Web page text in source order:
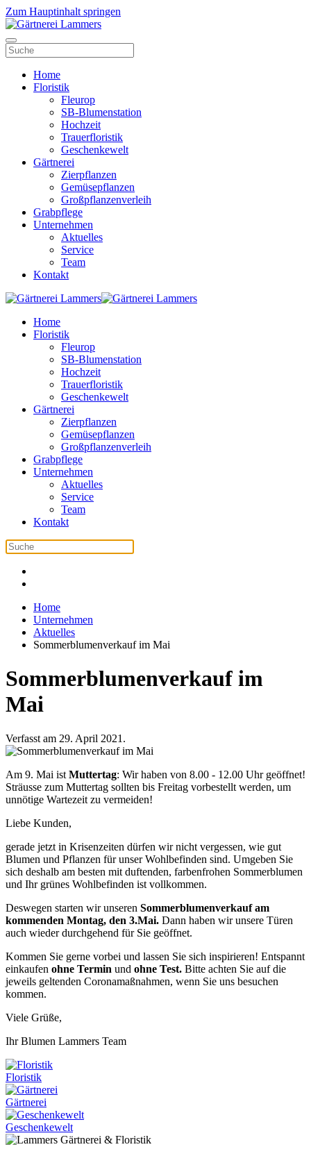
Zum Hauptinhalt springen
Home
Floristik
Fleurop
SB-Blumenstation
Hochzeit
Trauerfloristik
Geschenkewelt
Gärtnerei
Zierpflanzen
Gemüsepflanzen
Großpflanzenverleih
Grabpflege
Unternehmen
Aktuelles
Service
Team
Kontakt
Home
Floristik
Fleurop
SB-Blumenstation
Hochzeit
Trauerfloristik
Geschenkewelt
Gärtnerei
Zierpflanzen
Gemüsepflanzen
Großpflanzenverleih
Grabpflege
Unternehmen
Aktuelles
Service
Team
Kontakt
Home
Unternehmen
Aktuelles
Sommerblumenverkauf im Mai
Sommerblumenverkauf im
Mai
Verfasst am 29. April 2021.
Am 9. Mai ist Muttertag: Wir haben von 8.00 - 12.00 Uhrgeöffnet!
Sträusse zum Muttertag sollten bis Freitag vorbestellt werden, um
unnötige Wartezeit zu vermeiden!
Liebe Kunden,
gerade jetzt in Krisenzeiten dürfen wir nicht vergessen, wie gut
Blumen und Pflanzen für unser Wohlbefinden sind. Umgeben Sie
sich deshalb am besten mit duftenden, farbenfrohen Sommerblumen
und Ihr grünes Wohlbefinden ist vollkommen.
Deswegen starten wir unseren Sommerblumenverkauf am
kommenden Montag, den 3.Mai. Dann haben wir unsere Türen
auch wieder durchgehend für Sie geöffnet.
Kommen Sie gerne vorbei und lassen Sie sich inspirieren! Entspannt
einkaufen ohne Termin und ohne Test. Bitte achten Sie auf die
jeweils geltenden Coronamaßnahmen, wenn Sie uns besuchen
kommen.
Viele Grüße,
Ihr Blumen Lammers Team
Floristik
Gärtnerei
Geschenkewelt